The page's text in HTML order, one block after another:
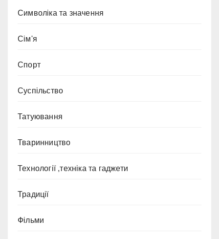
Символіка та значення
Сім'я
Спорт
Суспільство
Татуювання
Тваринництво
Технології ,техніка та гаджети
Традиції
Фільми